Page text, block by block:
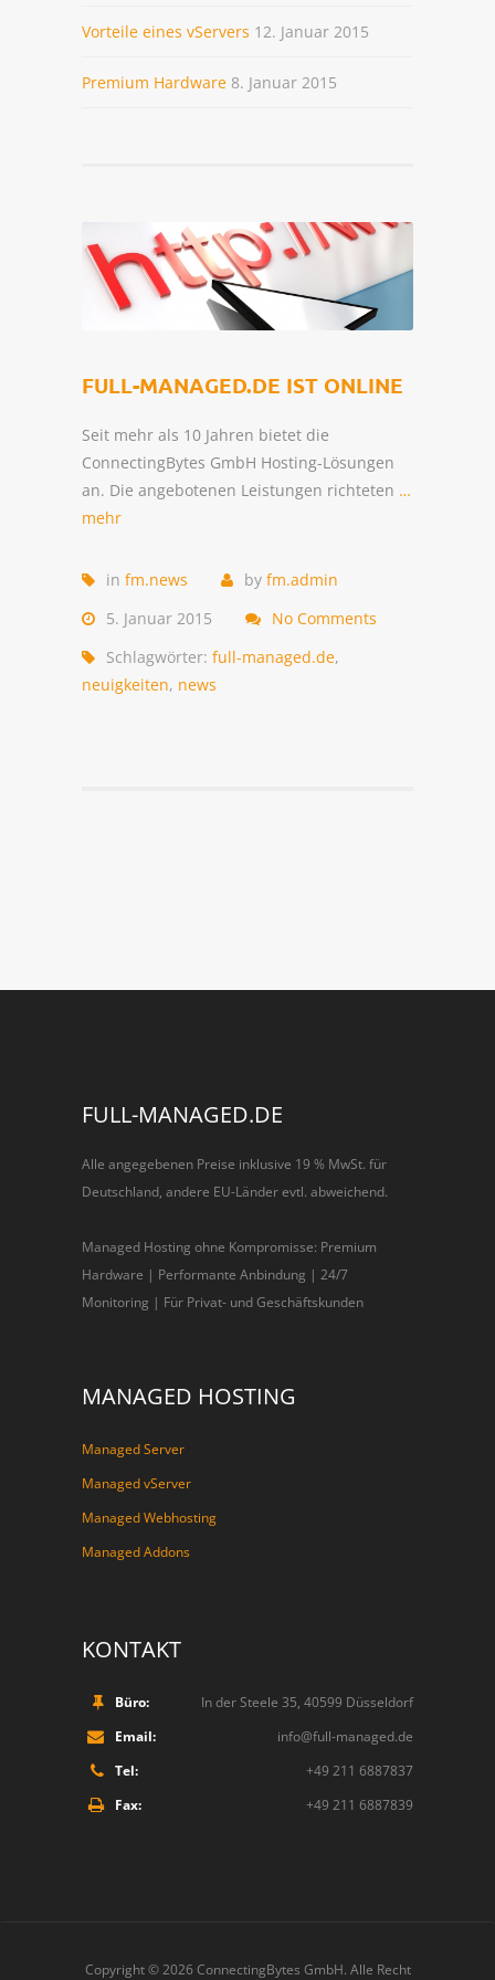
Vorteile eines vServers 12. Januar 2015
Premium Hardware 8. Januar 2015
FULL-MANAGED.DE IST ONLINE
Seit mehr als 10 Jahren bietet die
ConnectingBytes GmbH Hosting-Lösungen
an. Die angebotenen Leistungen richteten …
mehr
in fm.news by fm.admin
5. Januar 2015
No Comments
Schlagwörter: full-managed.de,
neuigkeiten, news
FULL-MANAGED.DE
Alle angegebenen Preise inklusive 19 % MwSt. für
Deutschland, andere EU-Länder evtl. abweichend.
Managed Hosting ohne Kompromisse: Premium
Hardware | Performante Anbindung | 24/7
Monitoring | Für Privat- und Geschäftskunden
MANAGED HOSTING
Managed Server
Managed vServer
Managed Webhosting
Managed Addons
KONTAKT
Büro:
In der Steele 35, 40599 Düsseldorf
Email:
info@full-managed.de
Tel:
+49 211 6887837
Fax:
+49 211 6887839
Copyright © 2026ConnectingBytes GmbH. Alle Recht